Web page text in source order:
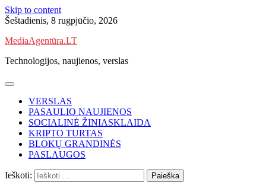
Skip to content
Šeštadienis, 8 rugpjūčio, 2026
MediaAgentūra.LT
Technologijos, naujienos, verslas
VERSLAS
PASAULIO NAUJIENOS
SOCIALINĖ ŽINIASKLAIDA
KRIPTO TURTAS
BLOKŲ GRANDINĖS
PASLAUGOS
Ieškoti: